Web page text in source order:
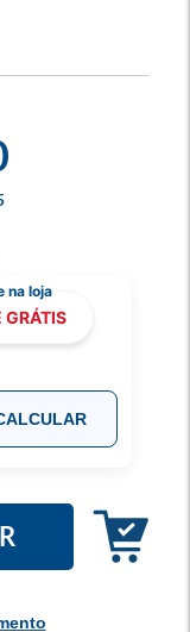
GRÁTIS